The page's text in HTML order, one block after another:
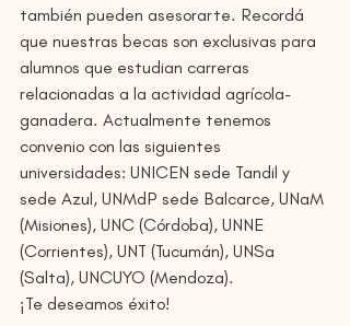
también pueden asesorarte. Recordá
que nuestras becas son exclusivas para
alumnos que estudian carreras
relacionadas a la actividad agrícola-
ganadera. Actualmente tenemos
convenio con las siguientes
universidades: UNICEN sede Tandil y
sede Azul, UNMdP sede Balcarce, UNaM
(Misiones), UNC (Córdoba), UNNE
(Corrientes), UNT (Tucumán), UNSa
(Salta), UNCUYO (Mendoza).
¡Te deseamos éxito!